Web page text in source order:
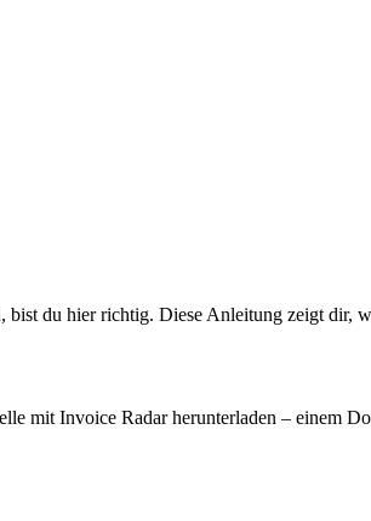
du hier richtig. Diese Anleitung zeigt dir,
mit Invoice Radar herunterladen – einem